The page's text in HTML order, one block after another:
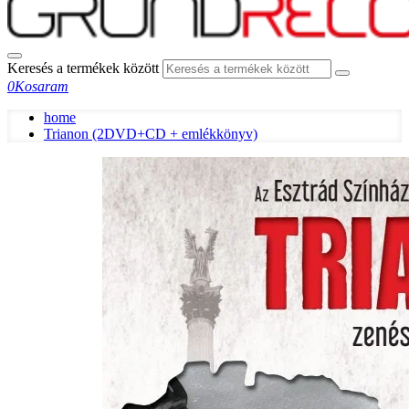
Keresés a termékek között
0Kosaram
home
Trianon (2DVD+CD + emlékkönyv)